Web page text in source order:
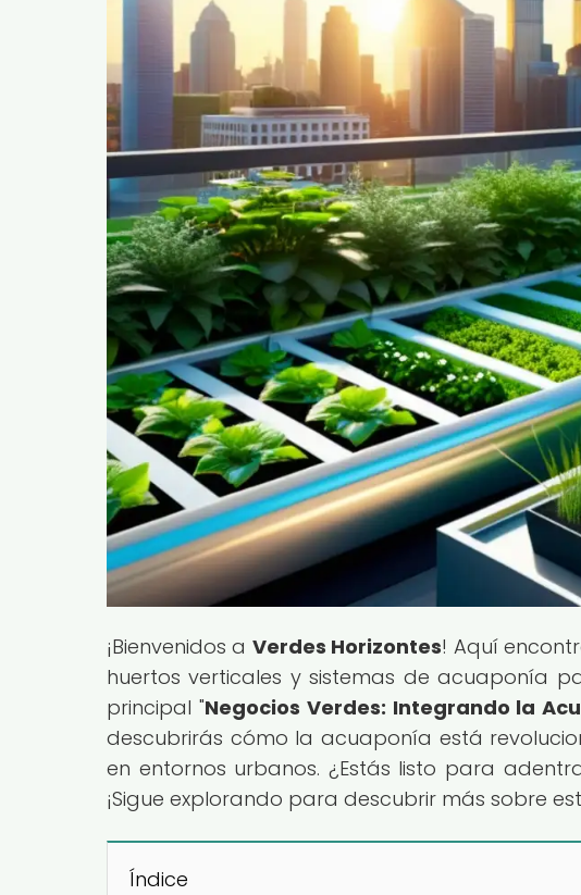
¡Bienvenidos a Verdes Horizontes! Aquí
huertos verticales y sistemas de acuaponía
principal "Negocios Verdes: Integrando la
descubrirás cómo la acuaponía está
en entornos urbanos. ¿Estás listo para
¡Sigue explorando para descubrir más sobre
Índice